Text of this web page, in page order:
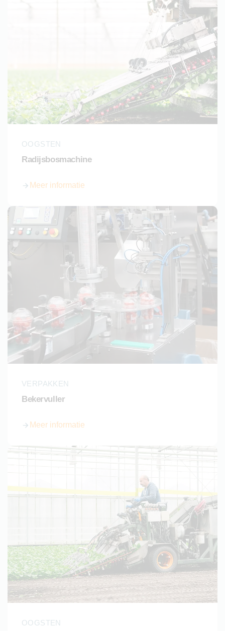
OOGSTEN
Radijsbosmachine
Meer informatie
VERPAKKEN
Bekervuller
Meer informatie
over Bekervuller
OOGSTEN